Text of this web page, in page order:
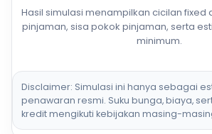
Hasil simulasi menampilkan cicilan fixed
pinjaman, sisa pokok pinjaman, serta
minimum.
Disclaimer: Simulasi ini hanya sebagai
penawaran resmi. Suku bunga, biaya,
kredit mengikuti kebijakan masing-